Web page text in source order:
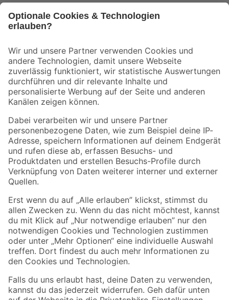
Der toom Newsletter: Keine Angebote und Aktionen mehr verpassen!
Zur Newsletter Anmeldung
Folge uns
Zahlungsarten Versandarten
Sicher einkaufen
Jetzt die toom-App herunterladen
Alle Preisangaben in EUR inkl. gesetzl. MwSt.. Die dargestellten Angebote sind unter